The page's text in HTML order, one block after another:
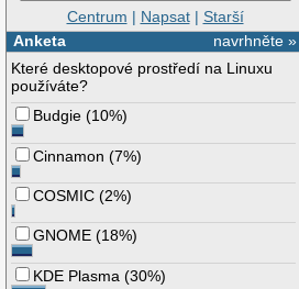
Centrum | Napsat| Starší
navrhněte »
Anketa
Které desktopové prostředí na Linuxu
používáte?
Budgie (10%)
Cinnamon (7%)
COSMIC (2%)
GNOME (18%)
KDE Plasma (30%)